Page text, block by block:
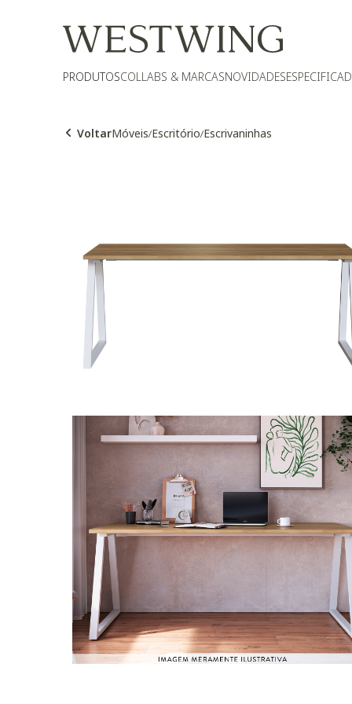
PRODUTOSCOLLABS & MARCASNOVIDADES
VoltarMóveis/Escritório/Escrivaninhas